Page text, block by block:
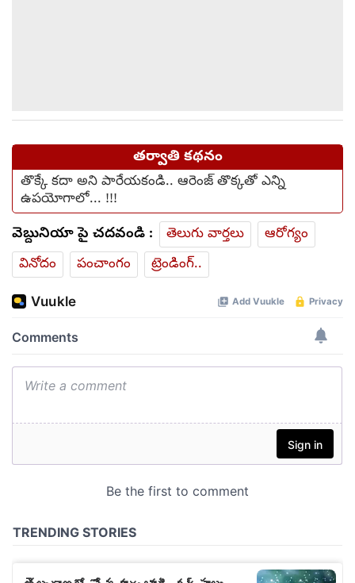
తర్వాతి కథనం
తొక్కే కదా అని పారేయకండి.. ఆరెంజ్ తొక్కతో ఎన్ని
ఉపయోగాలో... !!!
వెబ్దునియా పై చదవండి : తెలుగు వార్తలు
ఆరోగ్యం
వినోదం
పంచాంగం ట్రెండింగ్..